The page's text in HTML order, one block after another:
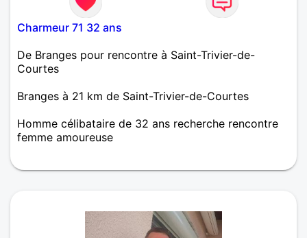
Charmeur 71 32 ans
De Branges pour rencontre à Saint-Trivier-de-
Courtes
Branges à 21 km de Saint-Trivier-de-Courtes
Homme célibataire de 32 ans recherche rencontre
femme amoureuse